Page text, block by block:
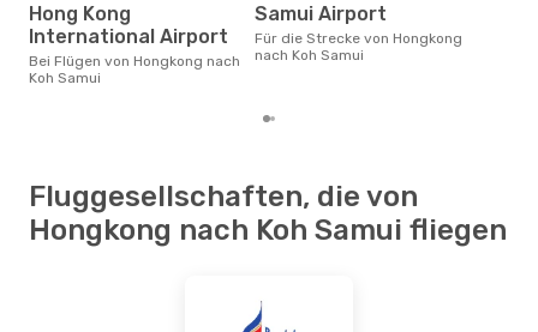
Hong Kong
International Airport
Bei Flügen von Hongkong nach
Koh Samui
Samui Airport
Für die Strecke von Hongkong
nach Koh Samui
Fluggesellschaften, die von
Hongkong nach Koh Samui fliegen